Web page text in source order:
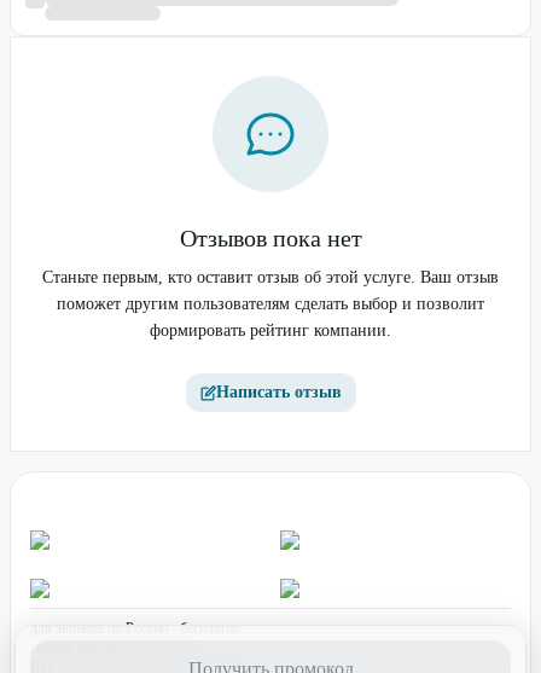
Получить промокод
Отзывов пока нет
Станьте первым, кто оставит отзыв об этой услуге. Ваш отзыв
поможет другим пользователям сделать выбор и позволит
формировать рейтинг компании.
Написать отзыв
для звонков по России - бесплатно
ПН-ПТ с 08:00 до 17:00 (по МСК)